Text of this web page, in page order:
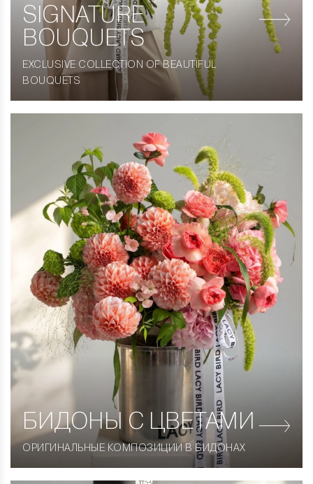
SIGNATURE
BOUQUETS
EXCLUSIVE COLLECTION OF BEAUTIFUL
BOUQUETS
БИДОНЫ С ЦВЕТАМИ
ОРИГИНАЛЬНЫЕ КОМПОЗИЦИИ В БИДОНАХ